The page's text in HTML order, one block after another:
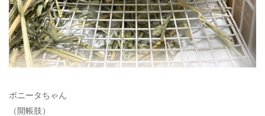
ボニータちゃん
（開帳肢）